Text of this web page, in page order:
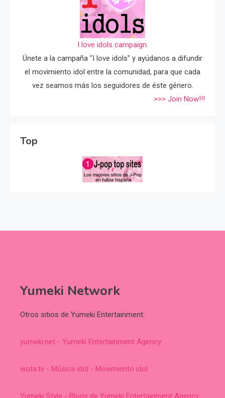
I love idols campaign.
Únete a la campaña "I love idols" y ayúdanos a difundir
el movimiento idol entre la comunidad, para que cada
vez seamos más los seguidores de éste género.
>>> Join Now!!!
Top
Yumeki Network
Otros sitios de Yumeki Entertainment:
yumeki.net - Yumeki Entertainment Agency
wota.tv - Música idol - Movimiento idol
Yumeki Style - Blogs de Yumeki Entertainment Agency